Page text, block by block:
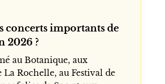
concerts importants de
2026 ?
au Botanique, aux
Rochelle, au Festival de